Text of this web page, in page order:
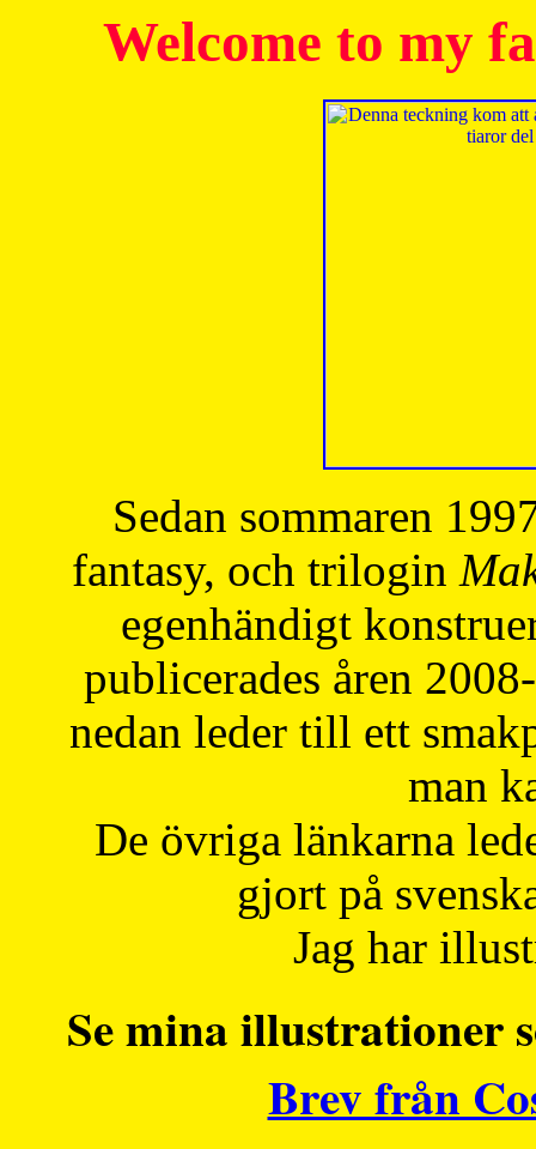
Welcome to my
Sedan sommaren
fantasy, och trilogin
egenhändigt
publicerades åren
nedan leder till ett
man
De övriga länkarna
gjort på
Jag har
Se mina illustrationer
Brev från